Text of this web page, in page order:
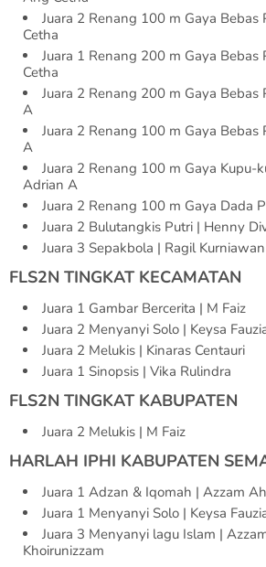
Juara 2 Renang 100 m Gaya Bebas
Cetha
Juara 1 Renang 200 m Gaya Bebas
Cetha
Juara 2 Renang 200 m Gaya Bebas
A
Juara 2 Renang 100 m Gaya Bebas
A
Juara 2 Renang 100 m Gaya Kupu-
Adrian A
Juara 2 Renang 100 m Gaya Dada
Juara 2 Bulutangkis Putri | Henny
Juara 3 Sepakbola | Ragil Kurniawan
FLS2N TINGKAT KECAMATAN
Juara 1 Gambar Bercerita | M Faiz
Juara 2 Menyanyi Solo | Keysa
Juara 2 Melukis | Kinaras Centauri
Juara 1 Sinopsis | Vika Rulindra
FLS2N TINGKAT KABUPATEN
Juara 2 Melukis | M Faiz
HARLAH IPHI KABUPATEN
Juara 1 Adzan & Iqomah | Azzam
Juara 1 Menyanyi Solo | Keysa
Juara 3 Menyanyi lagu Islam |
Khoirunizzam